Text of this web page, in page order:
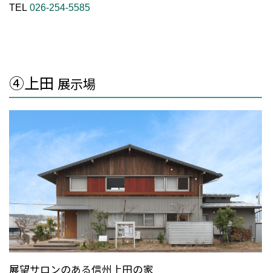
TEL 026-254-5585
④上田 展示場
展望サロンのある信州上田の家